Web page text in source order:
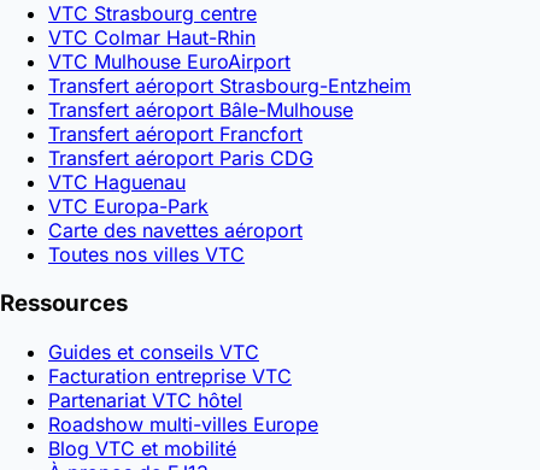
VTC Strasbourg centre
VTC Colmar Haut-Rhin
VTC Mulhouse EuroAirport
Transfert aéroport Strasbourg-Entzheim
Transfert aéroport Bâle-Mulhouse
Transfert aéroport Francfort
Transfert aéroport Paris CDG
VTC Haguenau
VTC Europa-Park
Carte des navettes aéroport
Toutes nos villes VTC
Ressources
Guides et conseils VTC
Facturation entreprise VTC
Partenariat VTC hôtel
Roadshow multi-villes Europe
Blog VTC et mobilité